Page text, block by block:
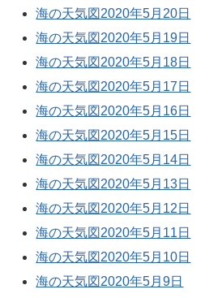
海の天気図2020年5月20日
海の天気図2020年5月19日
海の天気図2020年5月18日
海の天気図2020年5月17日
海の天気図2020年5月16日
海の天気図2020年5月15日
海の天気図2020年5月14日
海の天気図2020年5月13日
海の天気図2020年5月12日
海の天気図2020年5月11日
海の天気図2020年5月10日
海の天気図2020年5月9日